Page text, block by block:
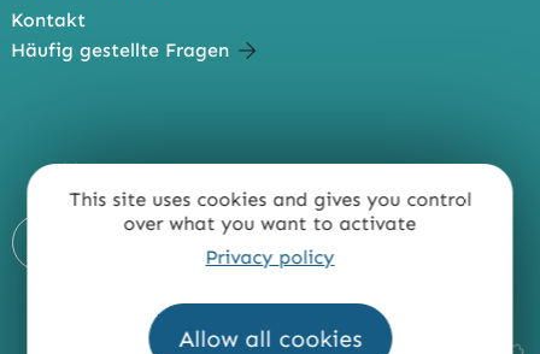
This site uses cookies and gives you control
over what you want to activate
Privacy policy
Allow all cookies
Kontakt
Häufig gestellte Fragen
Meteo